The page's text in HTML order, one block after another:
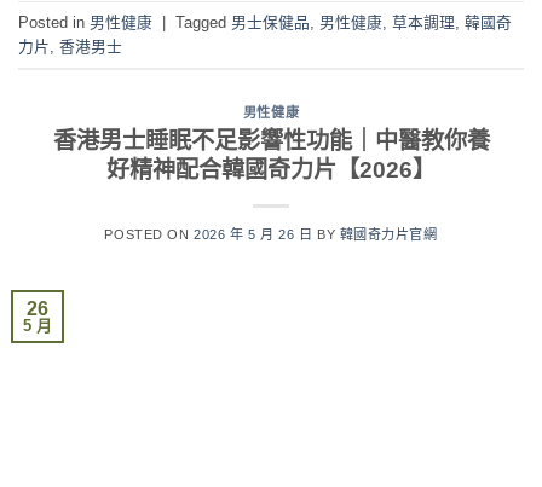
Posted in 男性健康 | Tagged 男士保健品 男性健康 草本調理 韓國奇
力片 香港男士
男性健康
香港男士睡眠不足影響性功能｜中醫教你養
好精神配合韓國奇力片【2026】
POSTED ON2026 年 5 月 26 日 BY 韓國奇力片官網
26
5 月